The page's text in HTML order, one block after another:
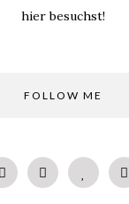
hier besuchst!
FOLLOW ME